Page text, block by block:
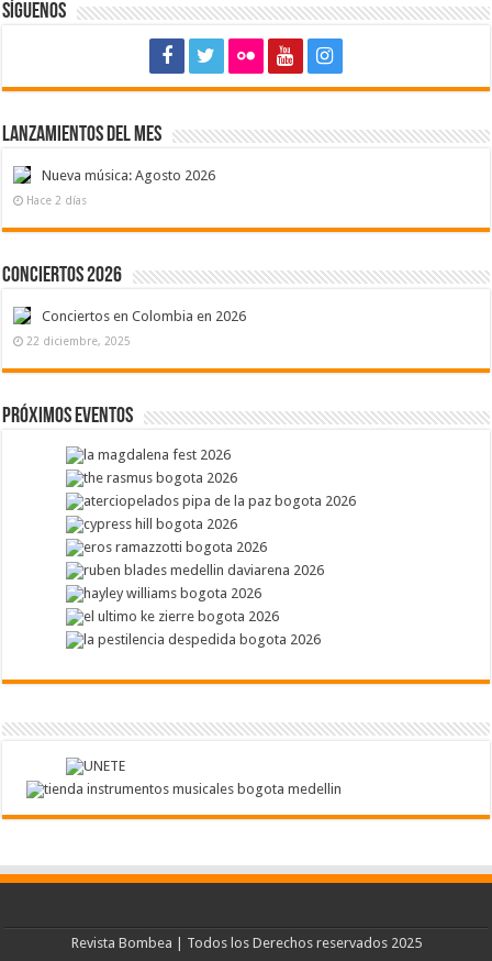
Síguenos
Lanzamientos del mes
Nueva música: Agosto 2026
Hace 2 días
Conciertos 2026
Conciertos en Colombia en 2026
22 diciembre, 2025
Próximos eventos
Revista Bombea | Todos los Derechos reservados 2025